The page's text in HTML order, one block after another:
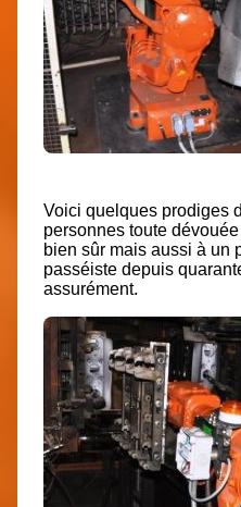
Voici quelques prodiges
personnes toute
bien sûr mais aussi à un
passéiste depuis
assurément.